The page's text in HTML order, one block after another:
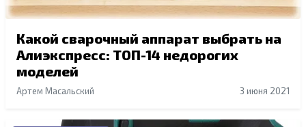
Какой сварочный аппарат выбрать на
Алиэкспресс: ТОП-14 недорогих
моделей
Артем Масальский 3 июня 2021